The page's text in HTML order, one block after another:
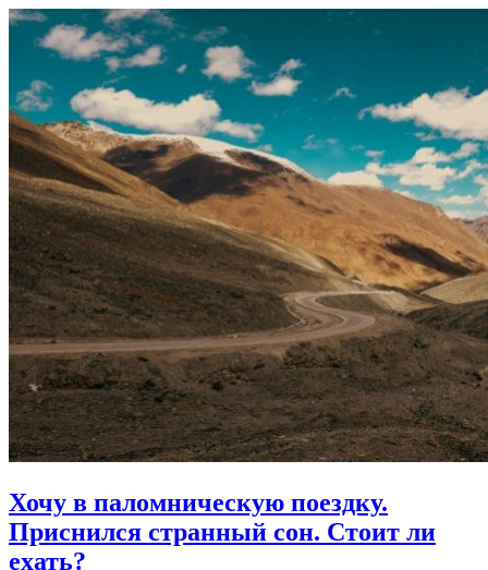
Хочу в паломническую поездку.
Приснился странный сон. Стоит ли
ехать?